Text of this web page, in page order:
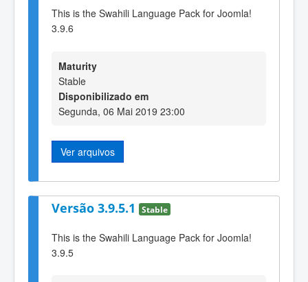
This is the Swahili Language Pack for Joomla!
3.9.6
Maturity
Stable
Disponibilizado em
Segunda, 06 Mai 2019 23:00
Ver arquivos
Versão 3.9.5.1 Stable
This is the Swahili Language Pack for Joomla!
3.9.5